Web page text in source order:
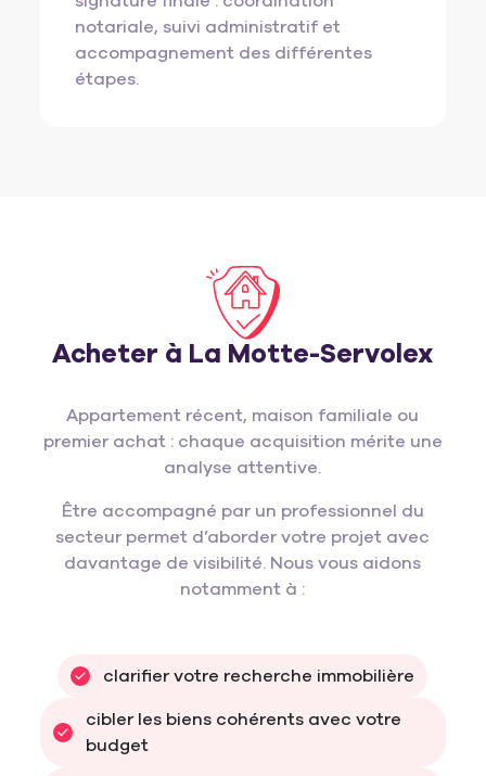
notariale, suivi administratif et
accompagnement des différentes
étapes.
Acheter à La Motte-Servolex
Appartement récent, maison familiale ou
premier achat : chaque acquisition mérite une
analyse attentive.
Être accompagné par un professionnel du
secteur permet d’aborder votre projet avec
davantage de visibilité. Nous vous aidons
notamment à :
clarifier votre recherche immobilière
cibler les biens cohérents avec votre
budget